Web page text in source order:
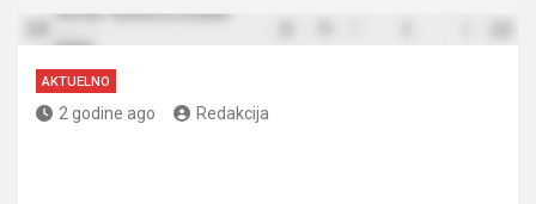
AKTUELNO
2 godine ago Redakcija